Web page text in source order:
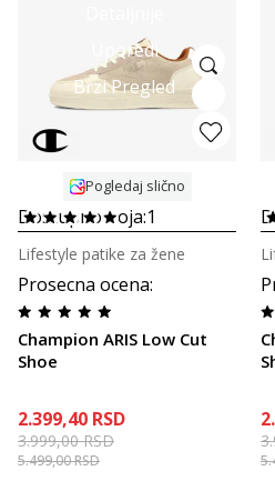
Uporedi
Brzi Pregled
Pogledaj slično
Dostupno boja:1
Prosecna ocena:
Champion ARIS Low Cut
Shoe
Lifestyle patike za žene
2.399,40 RSD
3.999,00RSD
5.499,00RSD